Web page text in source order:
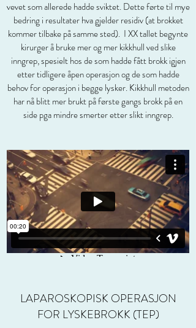
vevet som allerede hadde sviktet. Dette førte til mye
bedring i resultater hva gjelder residiv (at brokket
kommer tilbake på samme sted). I XX tallet begynte
kirurger å bruke mer og mer kikkhull ved slike
inngrep, spesielt hos de som hadde fått brokk igjen
etter tidligere åpen operasjon og de som hadde
behov for operasjon i begge lysker. Kikkhull metoden
har nå blitt mer brukt på første gangs brokk på en
side pga mindre smerter etter slikt inngrep.
LAPAROSKOPISK OPERASJON
FOR LYSKEBROKK (TEP)